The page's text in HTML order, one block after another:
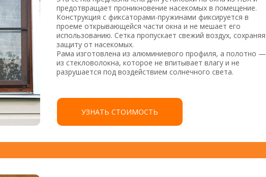
предотвращает проникновение насекомых в помещение.
Конструкция с фиксаторами-пружинами фиксируется в
проеме открывающейся части окна и не мешает его
использованию. Сетка пропускает свежий воздух, сохраняя
защиту от насекомых.
Рама изготовлена из алюминиевого профиля, а полотно —
из стекловолокна, которое не впитывает влагу и не
разрушается под воздействием солнечного света.
УЗНАТЬ СТОИМОСТЬ